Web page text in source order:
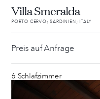
Villa Smeralda
PORTO CERVO; SARDINIEN; ITALY
Preis auf Anfrage
6 Schlafzimmer